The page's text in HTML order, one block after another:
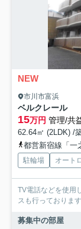
NEW
市川市富浜
ベルクレール
15万円 管理/共
62.64㎡ (2LDK) /
都営新宿線「一之江
駐輪場 オート
TV電話などを使用
スも行っておりま
募集中の部屋